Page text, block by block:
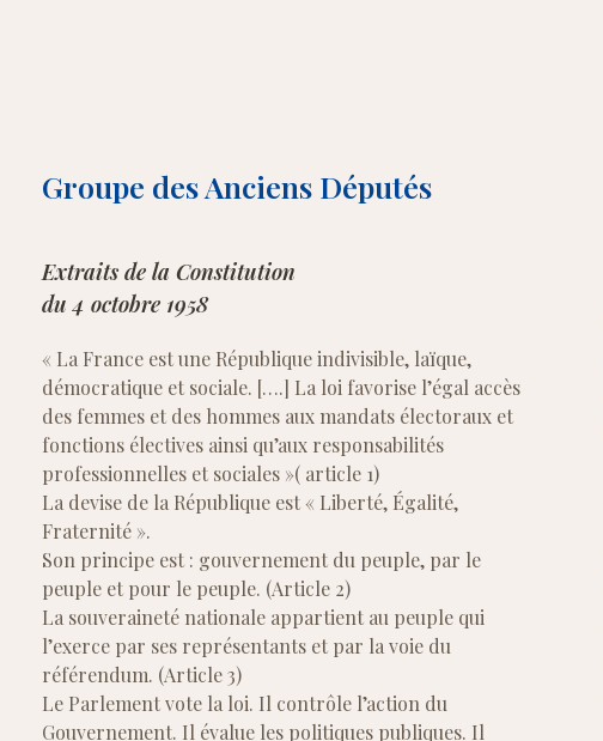
Groupe des Anciens Députés
Extraits de la Constitution
du 4 octobre 1958
« La France est une République indivisible, laïque,
démocratique et sociale. [….] La loi favorise l’égal accès
des femmes et des hommes aux mandats électoraux et
fonctions électives ainsi qu’aux responsabilités
professionnelles et sociales »( article 1)
La devise de la République est « Liberté, Égalité,
Fraternité ».
Son principe est : gouvernement du peuple, par le
peuple et pour le peuple. (Article 2)
La souveraineté nationale appartient au peuple qui
l’exerce par ses représentants et par la voie du
référendum. (Article 3)
Le Parlement vote la loi. Il contrôle l’action du
Gouvernement. Il évalue les politiques publiques. Il